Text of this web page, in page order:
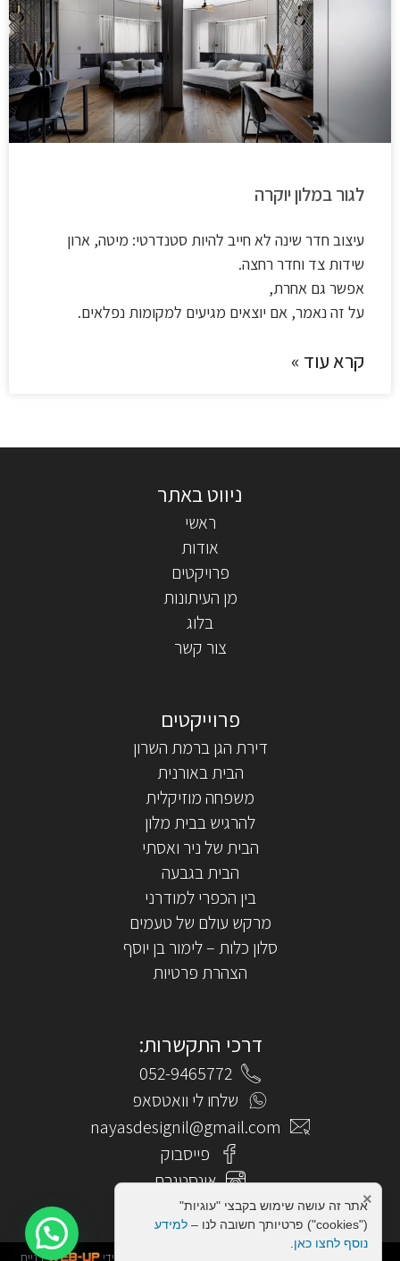
לגור במלון יוקרה
עיצוב חדר שינה לא חייב להיות סטנדרטי: מיטה, ארון
שידות צד וחדר רחצה.
אפשר גם אחרת,
על זה נאמר, אם יוצאים מגיעים למקומות נפלאים.
קרא עוד »
ראשי
אודות
פרויקטים
מן העיתונות
בלוג
צור קשר
דירת הגן ברמת השרון
הבית באורנית
משפחה מוזיקלית
להרגיש בבית מלון
הבית של ניר ואסתי
הבית בגבעה
בין הכפרי למודרני
מרקש עולם של טעמים
סלון כלות – לימור בן יוסף
הצהרת פרטיות
דרכי התקשרות:
052-9465772
שלחו לי וואטסאפ
nayasdesignil@gmail.com
פייסבוק
אינסטגרם
כל הזכויות שמורות לאביבית אבורוס | עיצוב ופיתוח בוצע על ידי בניית
אתר זה עושה שימוש בקבצי "עוגיות"
("cookies") פרטיותך חשובה לנו –
למידע
נוסף לחצו כאן
×